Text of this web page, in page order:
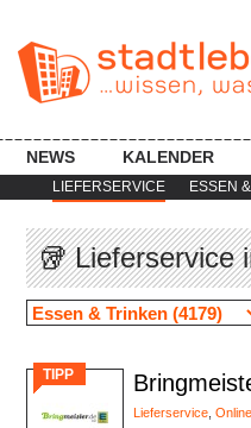
LIEFERSERVICE ESSEN
NEWS KALENDER
🥡 Lieferservice
TIPP
Lieferservice